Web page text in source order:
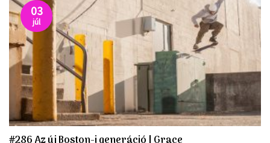
03
júl